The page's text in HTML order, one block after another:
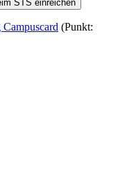
STS einreichen
(Punkt: